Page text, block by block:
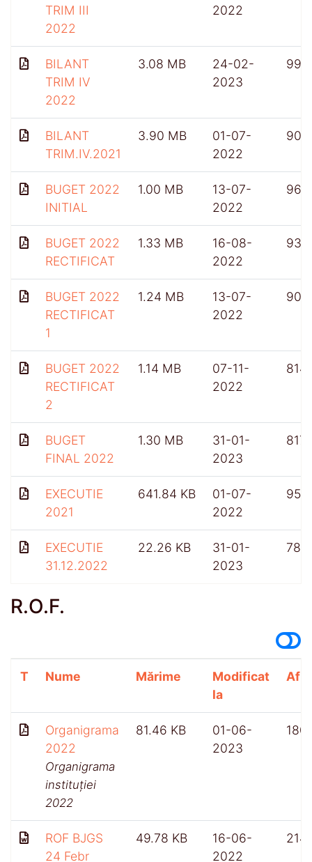
TRIM III
2022
2022
BILANT
TRIM IV
2022
3.08 MB
24-02-
2023
991
BILANT
TRIM.IV.2021
3.90 MB
01-07-
2022
909
BUGET 2022
INITIAL
1.00 MB
13-07-
2022
962
BUGET 2022
RECTIFICAT
1.33 MB
16-08-
2022
931
BUGET 2022
RECTIFICAT
1
1.24 MB
13-07-
2022
909
BUGET 2022
RECTIFICAT
2
1.14 MB
07-11-
2022
814
BUGET
FINAL 2022
1.30 MB
31-01-
2023
817
EXECUTIE
2021
641.84 KB
01-07-
2022
959
EXECUTIE
31.12.2022
22.26 KB
31-01-
2023
780
R.O.F.
T Nume Mărime
Modificat
la
Organigrama
2022
Organigrama
instituției
2022
81.46 KB
01-06-
2023
ROF BJGS
24 Febr
49.78 KB
16-06-
2022